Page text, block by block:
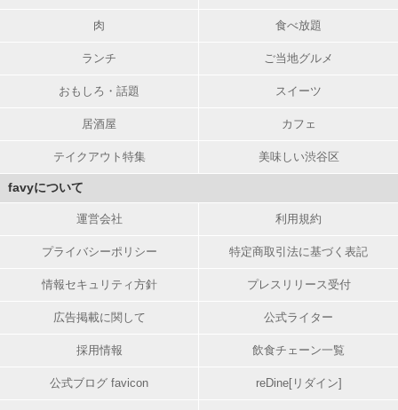
肉 食べ放題
ランチ ご当地グルメ
おもしろ・話題 スイーツ
居酒屋 カフェ
テイクアウト特集 美味しい渋谷区
favyについて
運営会社 利用規約
プライバシーポリシー 特定商取引法に基づく表記
情報セキュリティ方針 プレスリリース受付
広告掲載に関して 公式ライター
採用情報 飲食チェーン一覧
公式ブログ favicon reDine[リダイン]